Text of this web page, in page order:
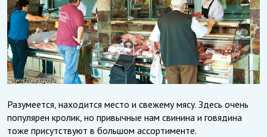
Разумеется, находится место и свежему мясу. Здесь очень
популярен кролик, но привычные нам свинина и говядина
тоже присутствуют в большом ассортименте.